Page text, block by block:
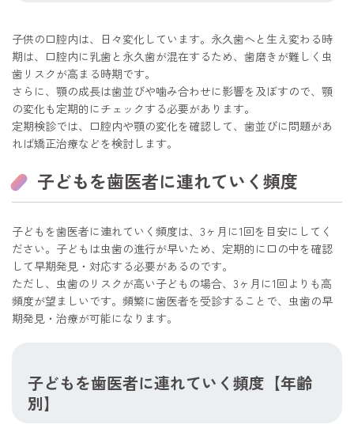
子供の口腔内は、日々変化しています。永久歯へと生え変わる時
期は、口腔内に乳歯と永久歯が混在するため、歯磨きが難しく虫
歯リスクが高まる時期です。
さらに、顎の成長は歯並びや噛み合わせに影響を及ぼすので、顎
の変化も定期的にチェックする必要があります。
定期検診では、口腔内や顎の変化を確認して、歯並びに問題があ
れば矯正治療などを検討します。
子どもを歯医者に連れていく頻度
子どもを歯医者に連れていく頻度は、3ヶ月に1回を目安にしてく
ださい。子どもは虫歯の進行が早いため、定期的に口の中を確認
して早期発見・対応する必要があるのです。
ただし、虫歯のリスクが高い子どもの場合、3ヶ月に1回よりも高
頻度が望ましいです。頻繁に歯医者を受診することで、虫歯の早
期発見・治療が可能になります。
子どもを歯医者に連れていく頻度【年齢
別】